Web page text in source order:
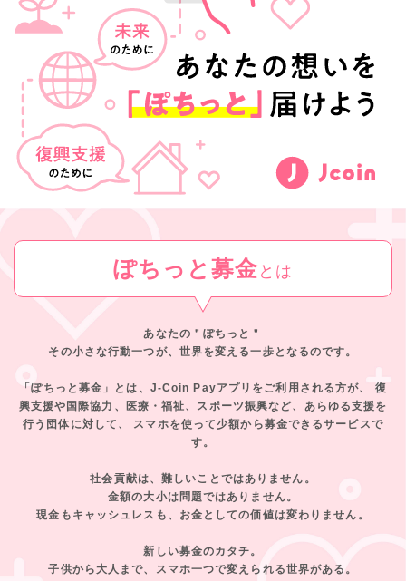
ぽちっと募金 とは
あなたの＂ぽちっと＂
その小さな行動一つが、世界を変える一歩となるのです。
「ぽちっと募金」とは、J-Coin Payアプリをご利用される方が、
復
興支援や国際協力、医療・福祉、スポーツ振興など、あらゆる支援を
行う団体に対して、
スマホを使って少額から募金できるサービスで
す。
社会貢献は、難しいことではありません。
金額の大小は問題ではありません。
現金もキャッシュレスも、お金としての価値は変わりません。
新しい募金のカタチ。
子供から大人まで、スマホ一つで変えられる世界がある。